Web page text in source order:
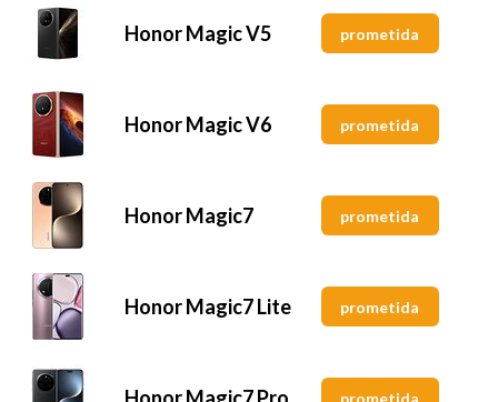
Honor Magic V5 prometida
Honor Magic V6 prometida
Honor Magic7 prometida
Honor Magic7 Lite prometida
Honor Magic7 Pro prometida